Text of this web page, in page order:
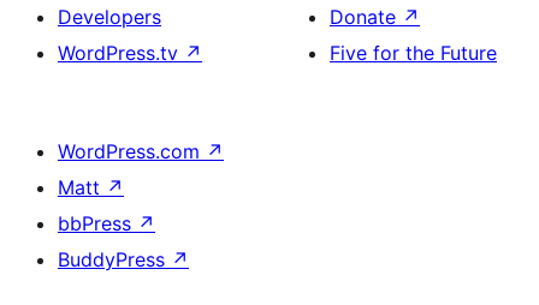
Developers
WordPress.tv ↗
Donate ↗
Five for the Future
WordPress.com ↗
Matt ↗
bbPress ↗
BuddyPress ↗